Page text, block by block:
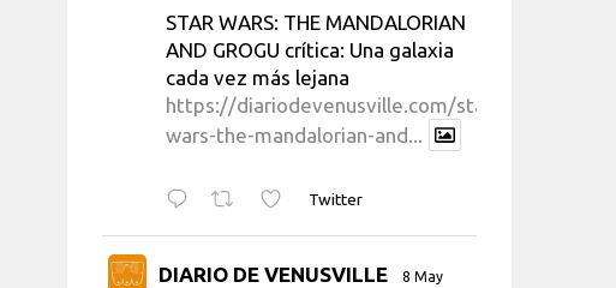
STAR WARS: THE MANDALORIAN
AND GROGU crítica: Una galaxia
cada vez más lejana
https://diariodevenusville.com/star-
wars-the-mandalorian-and...
Twitter
DIARIO DE VENUSVILLE 8 May